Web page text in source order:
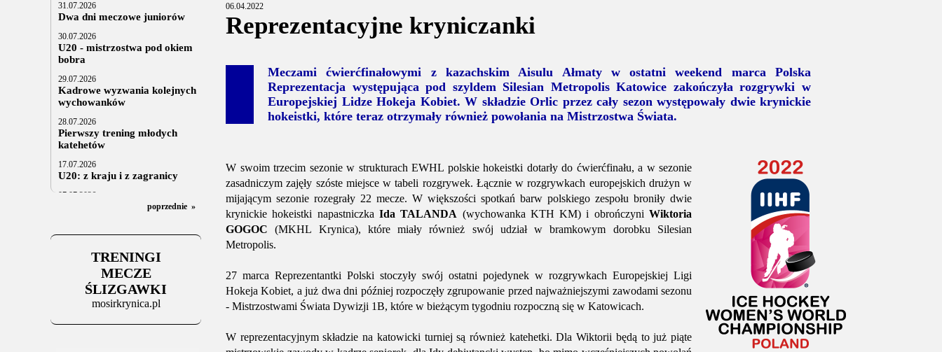
31.07.2026
Dwa dni meczowe juniorów
30.07.2026
U20 - mistrzostwa pod okiem
bobra
29.07.2026
Kadrowe wyzwania kolejnych
wychowanków
28.07.2026
Pierwszy trening młodych
katehetów
17.07.2026
U20: z kraju i z zagranicy
07.07.2026
Za trzy tygodnie na lód
Stowarzyszenie po Walnym
poprzednie »
TRENINGI
MECZE
ŚLIZGAWKI
mosirkrynica.pl
06.04.2022
Reprezentacyjne kryniczanki
Meczami ćwierćfinałowymi z kazachskim Aisulu Ałmaty w ostatni weekend marca Polska
Reprezentacja występująca pod szyldem Silesian Metropolis Katowice zakończyła rozgrywki w
Europejskiej Lidze Hokeja Kobiet. W składzie Orlic przez cały sezon występowały dwie krynickie
hokeistki, które teraz otrzymały również powołania na Mistrzostwa Świata.
W swoim trzecim sezonie w strukturach EWHL polskie hokeistki dotarły do ćwierćfinału, a w sezonie
zasadniczym zajęły szóste miejsce w tabeli rozgrywek. Łącznie w rozgrywkach europejskich drużyn w
mijającym sezonie rozegrały 22 mecze. W większości spotkań barw polskiego zespołu broniły dwie
krynickie hokeistki napastniczka Ida TALANDA (wychowanka KTH KM) i obrończyniWiktoria
GOGOC (MKHL Krynica), które miały również swój udział w bramkowym dorobku Silesian
Metropolis.
27 marca Reprezentantki Polski stoczyły swój ostatni pojedynek w rozgrywkach Europejskiej Ligi
Hokeja Kobiet, a już dwa dni później rozpoczęły zgrupowanie przed najważniejszymi zawodami sezonu
- Mistrzostwami Świata Dywizji 1B, które w bieżącym tygodniu rozpoczną się w Katowicach.
W reprezentacyjnym składzie na katowicki turniej są również katehetki. Dla Wiktorii będą to już piąte